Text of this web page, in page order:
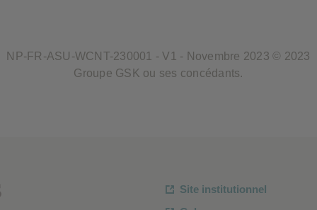
NP-FR-ASU-WCNT-230001 - V1 - Novembre 2023 © 2023
Groupe GSK ou ses concédants.
Site institutionnel